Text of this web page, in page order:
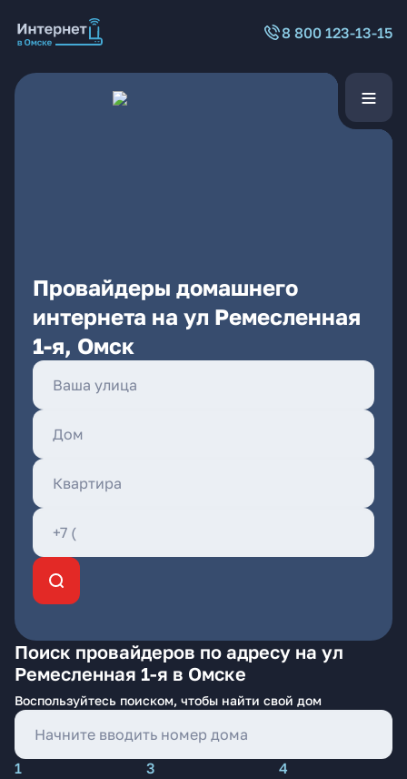
8 800 123-13-15
Провайдеры домашнего
интернета на ул Ремесленная
1-я, Омск
Поиск провайдеров по адресу на ул
Ремесленная 1-я в Омске
Воспользуйтесь поиском, чтобы найти свой дом
1 3
4